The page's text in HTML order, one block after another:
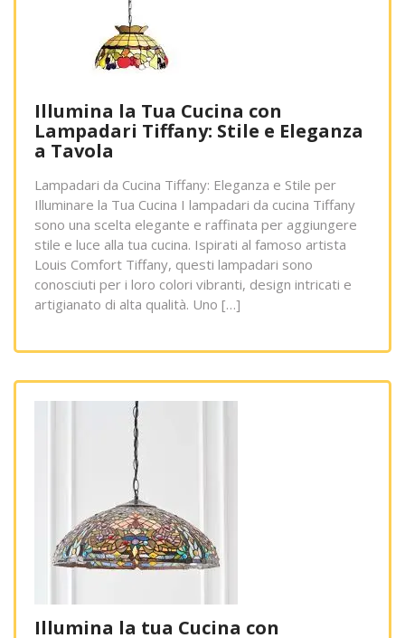
Illumina la Tua Cucina con
Lampadari Tiffany: Stile e Eleganza
a Tavola
Lampadari da Cucina Tiffany: Eleganza e Stile per
Illuminare la Tua Cucina I lampadari da cucina Tiffany
sono una scelta elegante e raffinata per aggiungere
stile e luce alla tua cucina. Ispirati al famoso artista
Louis Comfort Tiffany, questi lampadari sono
conosciuti per i loro colori vibranti, design intricati e
artigianato di alta qualità. Uno […]
Illumina la tua Cucina con